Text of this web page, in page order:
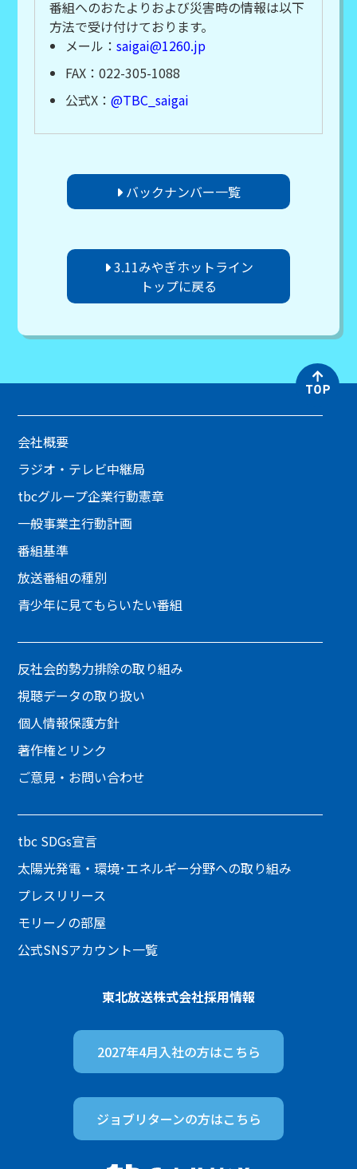
番組へのおたよりおよび災害時の情報は以下
方法で受け付けております。
メール： saigai@1260.jp
FAX：022-305-1088
公式X： @TBC_saigai
バックナンバー一覧
3.11みやぎホットライン
トップに戻る
会社概要
ラジオ・テレビ中継局
tbcグループ企業行動憲章
一般事業主行動計画
番組基準
放送番組の種別
青少年に見てもらいたい番組
反社会的勢力排除の取り組み
視聴データの取り扱い
個人情報保護方針
著作権とリンク
ご意見・お問い合わせ
tbc SDGs宣言
太陽光発電・環境･エネルギー分野への取り組み
プレスリリース
モリーノの部屋
公式SNSアカウント一覧
東北放送株式会社採用情報
2027年4月入社の方はこちら
ジョブリターンの方はこちら